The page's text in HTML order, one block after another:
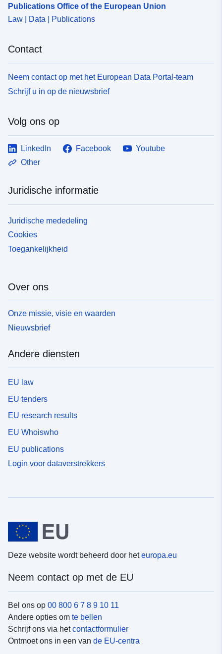
Publications Office of the European Union
Law | Data | Publications
Contact
Neem contact op met het European Data Portal-team
Schrijf u in op de nieuwsbrief
Volg ons op
LinkedIn Facebook
Youtube
Other
Juridische informatie
Juridische mededeling
Cookies
Toegankelijkheid
Over ons
Onze missie, visie en waarden
Nieuwsbrief
Andere diensten
EU law
EU tenders
EU research results
EU Whoiswho
EU publications
Login voor dataverstrekkers
Deze website wordt beheerd door heteuropa.eu
Neem contact op met de EU
Bel ons op 00 800 6 7 8 9 10 11
Andere opties om te bellen
Schrijf ons via hetcontactformulier
Ontmoet ons in een van de EU-centra